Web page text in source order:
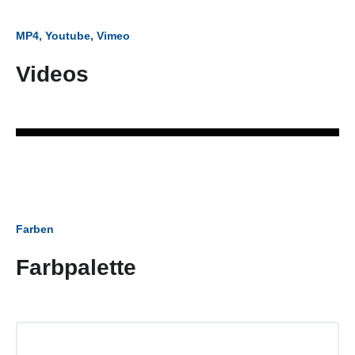
MP4, Youtube, Vimeo
Videos
Farben
Farbpalette